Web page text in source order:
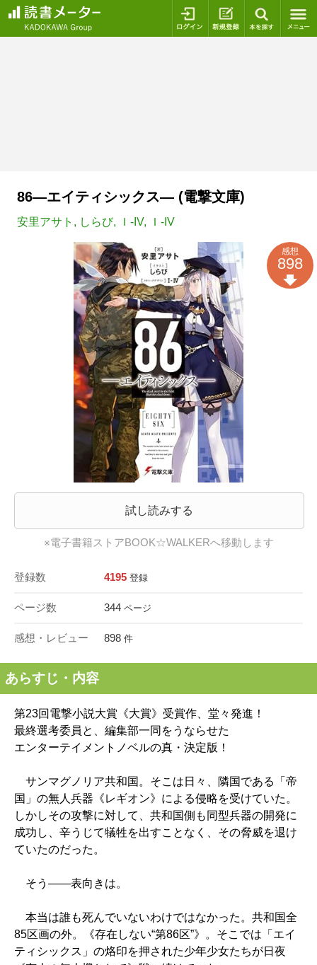
ログイン 新規登録
86―エイティシックス― (電撃文庫)
安里アサト , しらび, Ｉ-IV, Ｉ-IV
試し読みする
※電子書籍ストアBOOK☆WALKERへ移動します
登録数 4195 登録
ページ数 344 ページ
感想・レビュー 898 件
感想
898
あらすじ・内容
第23回電撃小説大賞《大賞》受賞作、堂々発進！
最終選考委員と、編集部一同をうならせた
エンターテイメントノベルの真・決定版！
サンマグノリア共和国。そこは日々、隣国である「帝
国」の無人兵器《レギオン》による侵略を受けていた。
しかしその攻撃に対して、共和国側も同型兵器の開発に
成功し、辛うじて犠牲を出すことなく、その脅威を退け
ていたのだった。
そう――表向きは。
本当は誰も死んでいないわけではなかった。共和国全
85区画の外。《存在しない“第86区”》。そこでは「エイ
ティシックス」の烙印を押された少年少女たちが日夜